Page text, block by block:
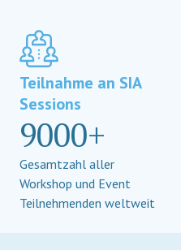
Teilnahme an SIA
Sessions
9000+
Gesamtzahl aller
Workshop und Event
Teilnehmenden weltweit